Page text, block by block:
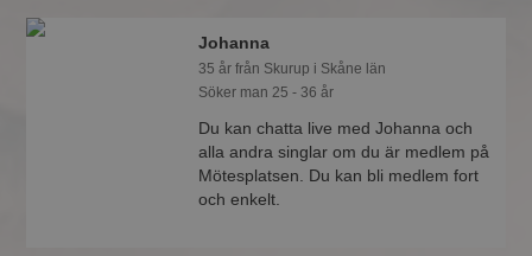
Johanna
35 år från Skurup i Skåne län
Söker man 25 - 36 år
Du kan chatta live med Johanna och
alla andra singlar om du är medlem på
Mötesplatsen. Du kan bli medlem fort
och enkelt.